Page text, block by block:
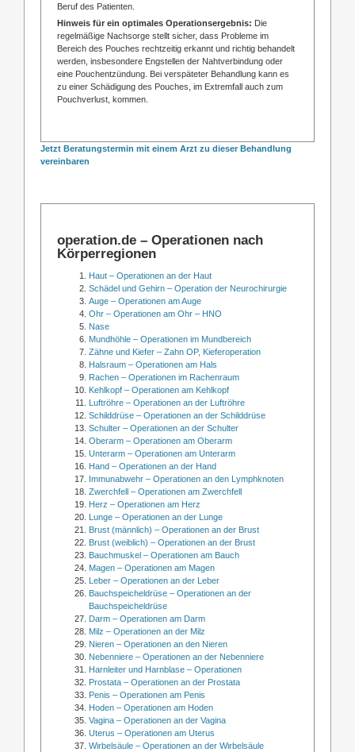
Beruf des Patienten.
Hinweis für ein optimales Operationsergebnis: Die
regelmäßige Nachsorge stellt sicher, dass Probleme im
Bereich des Pouches rechtzeitig erkannt und richtig behandelt
werden, insbesondere Engstellen der Nahtverbindung oder
eine Pouchentzündung. Bei verspäteter Behandlung kann es
zu einer Schädigung des Pouches, im Extremfall auch zum
Pouchverlust, kommen.
Jetzt Beratungstermin mit einem Arzt zu dieser Behandlung
vereinbaren
operation.de – Operationen nach
Körperregionen
Haut – Operationen an der Haut
Schädel und Gehirn – Operation der Neurochirurgie
Auge – Operationen am Auge
Ohr – Operationen am Ohr – HNO
Nase
Mundhöhle – Operationen im Mundbereich
Zähne und Kiefer – Zahn OP, Kieferoperation
Halsraum – Operationen am Hals
Rachen – Operationen im Rachenraum
Kehlkopf – Operationen am Kehlkopf
Luftröhre – Operationen an der Luftröhre
Schilddrüse – Operationen an der Schilddrüse
Schulter – Operationen an der Schulter
Oberarm – Operationen am Oberarm
Unterarm – Operationen am Unterarm
Hand – Operationen an der Hand
Immunabwehr – Operationen an den Lymphknoten
Zwerchfell – Operationen am Zwerchfell
Herz – Operationen am Herz
Lunge – Operationen an der Lunge
Brust (männlich) – Operationen an der Brust
Brust (weiblich) – Operationen an der Brust
Bauchmuskel – Operationen am Bauch
Magen – Operationen am Magen
Leber – Operationen an der Leber
Bauchspeicheldrüse – Operationen an der
Bauchspeicheldrüse
Darm – Operationen am Darm
Milz – Operationen an der Milz
Nieren – Operationen an den Nieren
Nebenniere – Operationen an der Nebenniere
Harnleiter und Harnblase – Operationen
Prostata – Operationen an der Prostata
Penis – Operationen am Penis
Hoden – Operationen am Hoden
Vagina – Operationen an der Vagina
Uterus – Operationen am Uterus
Wirbelsäule – Operationen an der Wirbelsäule